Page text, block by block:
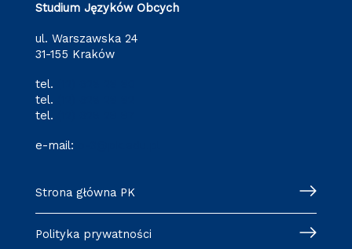
Studium Języków Obcych
ul. Warszawska 24
31-155 Kraków
tel.
tel.
tel.
e-mail:
Strona główna PK
Polityka prywatności